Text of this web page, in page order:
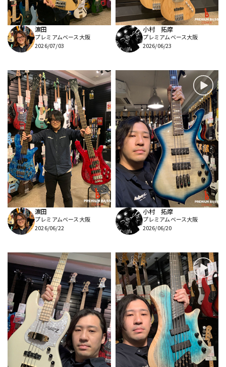
濵田
プレミアムベース大阪
2026/07/03
小村 拓摩
プレミアムベース大阪
2026/06/23
濵田
プレミアムベース大阪
2026/06/22
小村 拓摩
プレミアムベース大阪
2026/06/20